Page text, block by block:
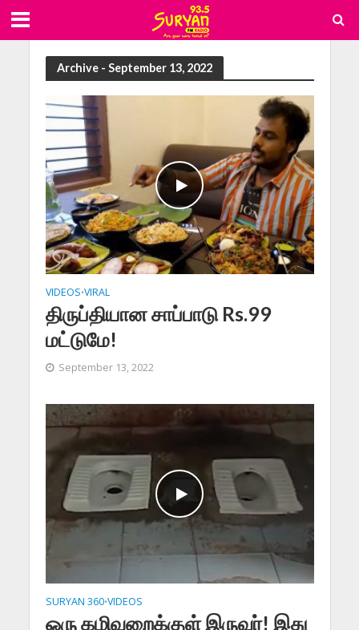
Archive - September 13, 2022
VIDEOS•VIRAL
திருப்தியான சாப்பாடு Rs.99
மட்டுமே!
September 13, 2022
SURYAN 360•VIDEOS
ஒரு கழிவறைக்குள் இருவர்! இது